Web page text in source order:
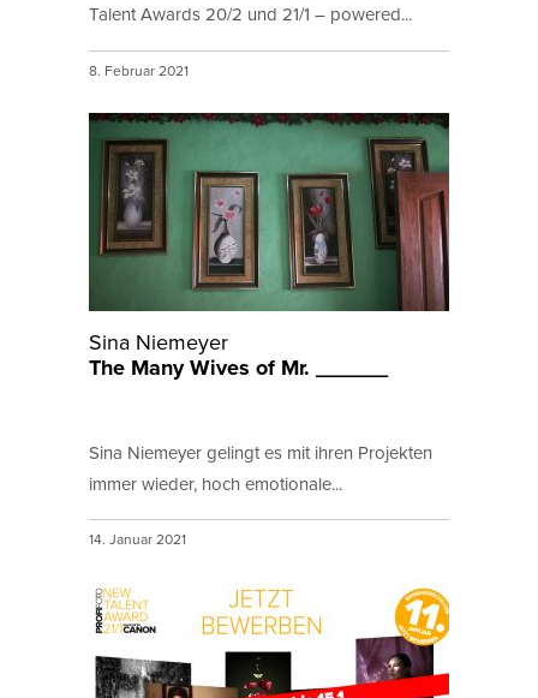
Talent Awards 20/2 und 21/1 – powered...
8. Februar 2021
Sina Niemeyer
The Many Wives of Mr. ______
Sina Niemeyer gelingt es mit ihren Projekten
immer wieder, hoch emotionale...
14. Januar 2021